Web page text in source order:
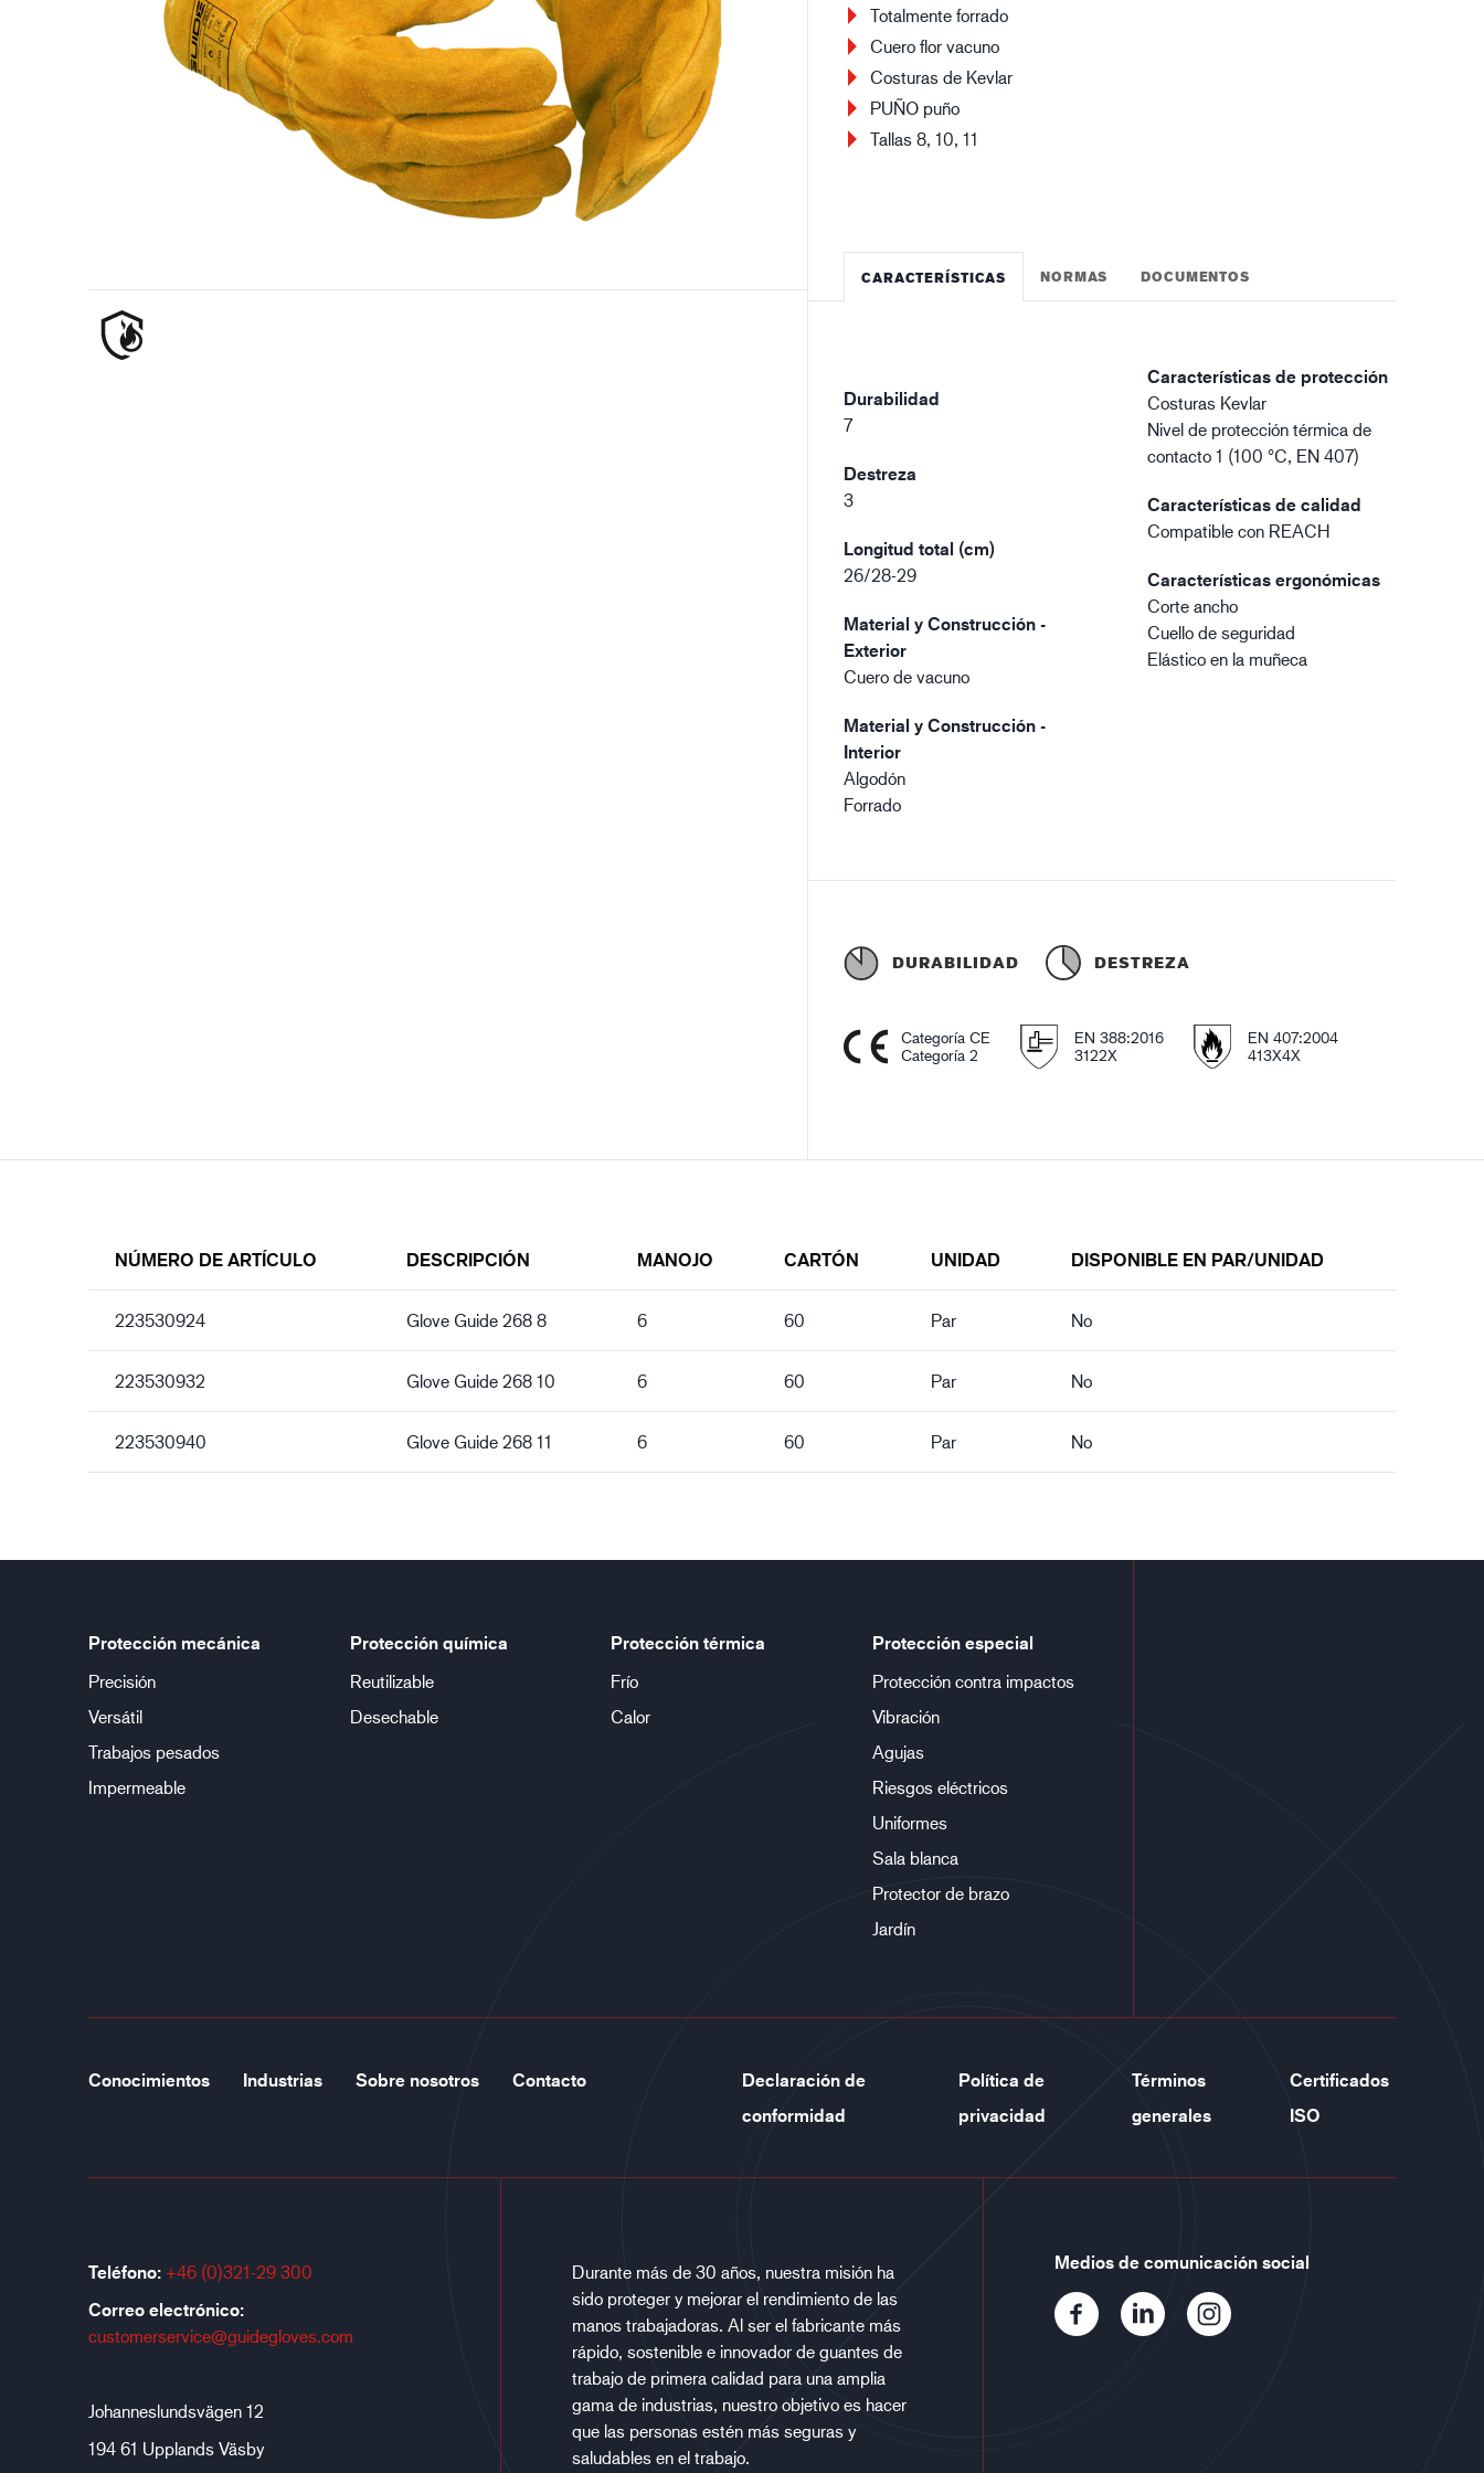
Industria petrolera y gasística Edificación y construcción Logística
Totalmente forrado
Cuero flor vacuno
Costuras de Kevlar
PUÑO puño
Tallas 8, 10, 11
CARACTERÍSTICAS NORMAS DOCUMENTOS
Durabilidad
7
Destreza
3
Longitud total (cm)
26/28-29
Material y Construcción -
Exterior
Cuero de vacuno
Material y Construcción -
Interior
Algodón
Forrado
Características de protección
Costuras Kevlar
Nivel de protección térmica de
contacto 1 (100 °C, EN 407)
Características de calidad
Compatible con REACH
Características ergonómicas
Corte ancho
Cuello de seguridad
Elástico en la muñeca
DURABILIDAD DESTREZA
Categoría CE
Categoría 2
EN 388:2016
3122X
EN 407:2004
413X4X
NÚMERO DE ARTÍCULO DESCRIPCIÓN MANOJO CARTÓN UNIDAD DISPONIBLE EN PAR/UNIDAD
223530924 Glove Guide 268 8 6 60 Par No
223530932 Glove Guide 268 10 6 60 Par No
223530940 Glove Guide 268 11 6 60 Par No
Protección mecánica
Precisión
Versátil
Trabajos pesados
Impermeable
Protección química
Reutilizable
Desechable
Protección térmica
Frío
Calor
Protección especial
Protección contra impactos
Vibración
Agujas
Riesgos eléctricos
Uniformes
Sala blanca
Protector de brazo
Jardín
Conocimientos Industrias Sobre nosotros Contacto
Declaración de
conformidad
Política de
privacidad
Términos
generales
Certificados
ISO
Teléfono: +46 (0)321-29 300
Correo electrónico:
customerservice@guidegloves.com
Johanneslundsvägen 12
194 61 Upplands Väsby
Durante más de 30 años, nuestra misión ha
sido proteger y mejorar el rendimiento de las
manos trabajadoras. Al ser el fabricante más
rápido, sostenible e innovador de guantes de
trabajo de primera calidad para una amplia
gama de industrias, nuestro objetivo es hacer
que las personas estén más seguras y
saludables en el trabajo.
Medios de comunicación social